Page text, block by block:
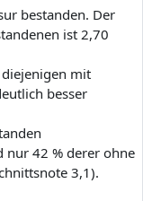
bestanden. Der
ist 2,70
diejenigen mit
besser
nur 42 % derer ohne
3,1).